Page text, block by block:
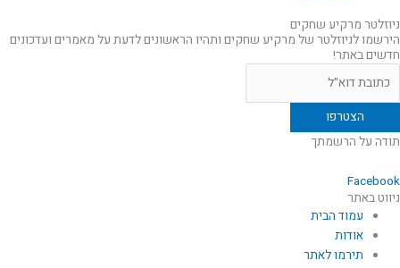
ניוזלטר מרקיע שחקים
הירשמו לניוזלטר של מרקיע שחקים ותהיו הראשונים לדעת על מאמרים ועדכונים
חדשים באתר!
תודה על הרשמתך
Facebook
ניווט באתר
עמוד הבית
אודות
תירמו לאתר